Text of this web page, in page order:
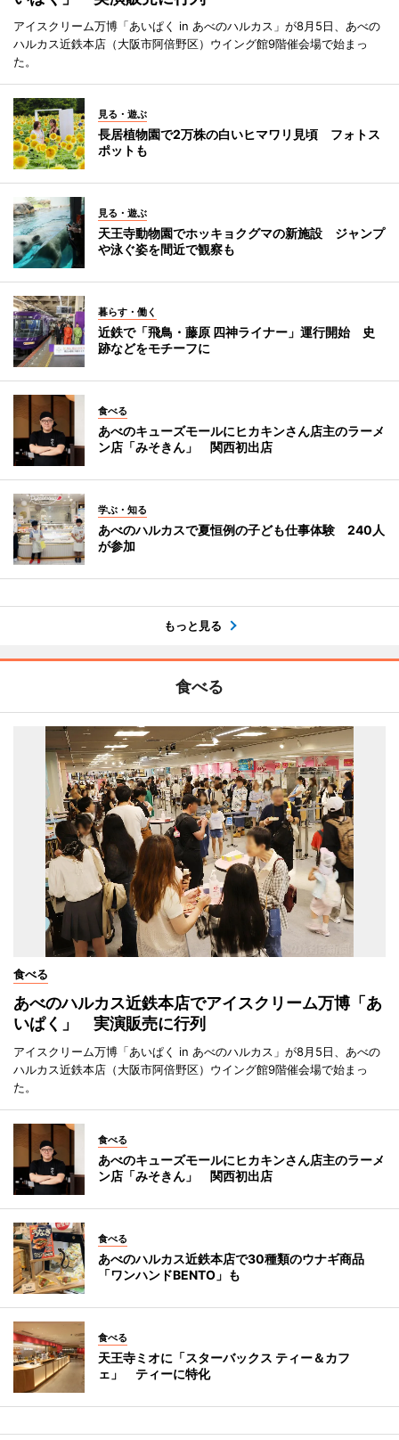
アイスクリーム万博「あいぱく in あべのハルカス」が8月5日、あべの
ハルカス近鉄本店（大阪市阿倍野区）ウイング館9階催会場で始まっ
た。
見る・遊ぶ
長居植物園で2万株の白いヒマワリ見頃 フォトス
ポットも
見る・遊ぶ
天王寺動物園でホッキョクグマの新施設 ジャンプ
や泳ぐ姿を間近で観察も
暮らす・働く
近鉄で「飛鳥・藤原 四神ライナー」運行開始 史
跡などをモチーフに
食べる
あべのキューズモールにヒカキンさん店主のラーメ
ン店「みそきん」 関西初出店
学ぶ・知る
あべのハルカスで夏恒例の子ども仕事体験 240人
が参加
もっと見る
食べる
食べる
あべのハルカス近鉄本店でアイスクリーム万博「あ
いぱく」 実演販売に行列
アイスクリーム万博「あいぱく in あべのハルカス」が8月5日、あべの
ハルカス近鉄本店（大阪市阿倍野区）ウイング館9階催会場で始まっ
た。
食べる
あべのキューズモールにヒカキンさん店主のラーメ
ン店「みそきん」 関西初出店
食べる
あべのハルカス近鉄本店で30種類のウナギ商品
「ワンハンドBENTO」も
食べる
天王寺ミオに「スターバックス ティー＆カフ
ェ」 ティーに特化